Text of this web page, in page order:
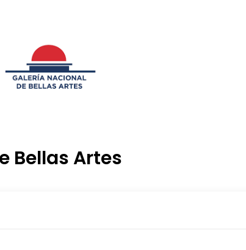
Bellas Artes